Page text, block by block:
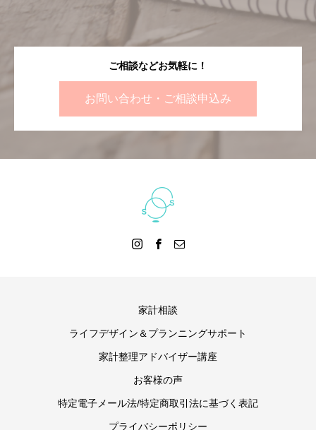
ご相談などお気軽に！
お問い合わせ・ご相談申込み
家計相談
ライフデザイン＆プランニングサポート
家計整理アドバイザー講座
お客様の声
特定電子メール法/特定商取引法に基づく表記
プライバシーポリシー